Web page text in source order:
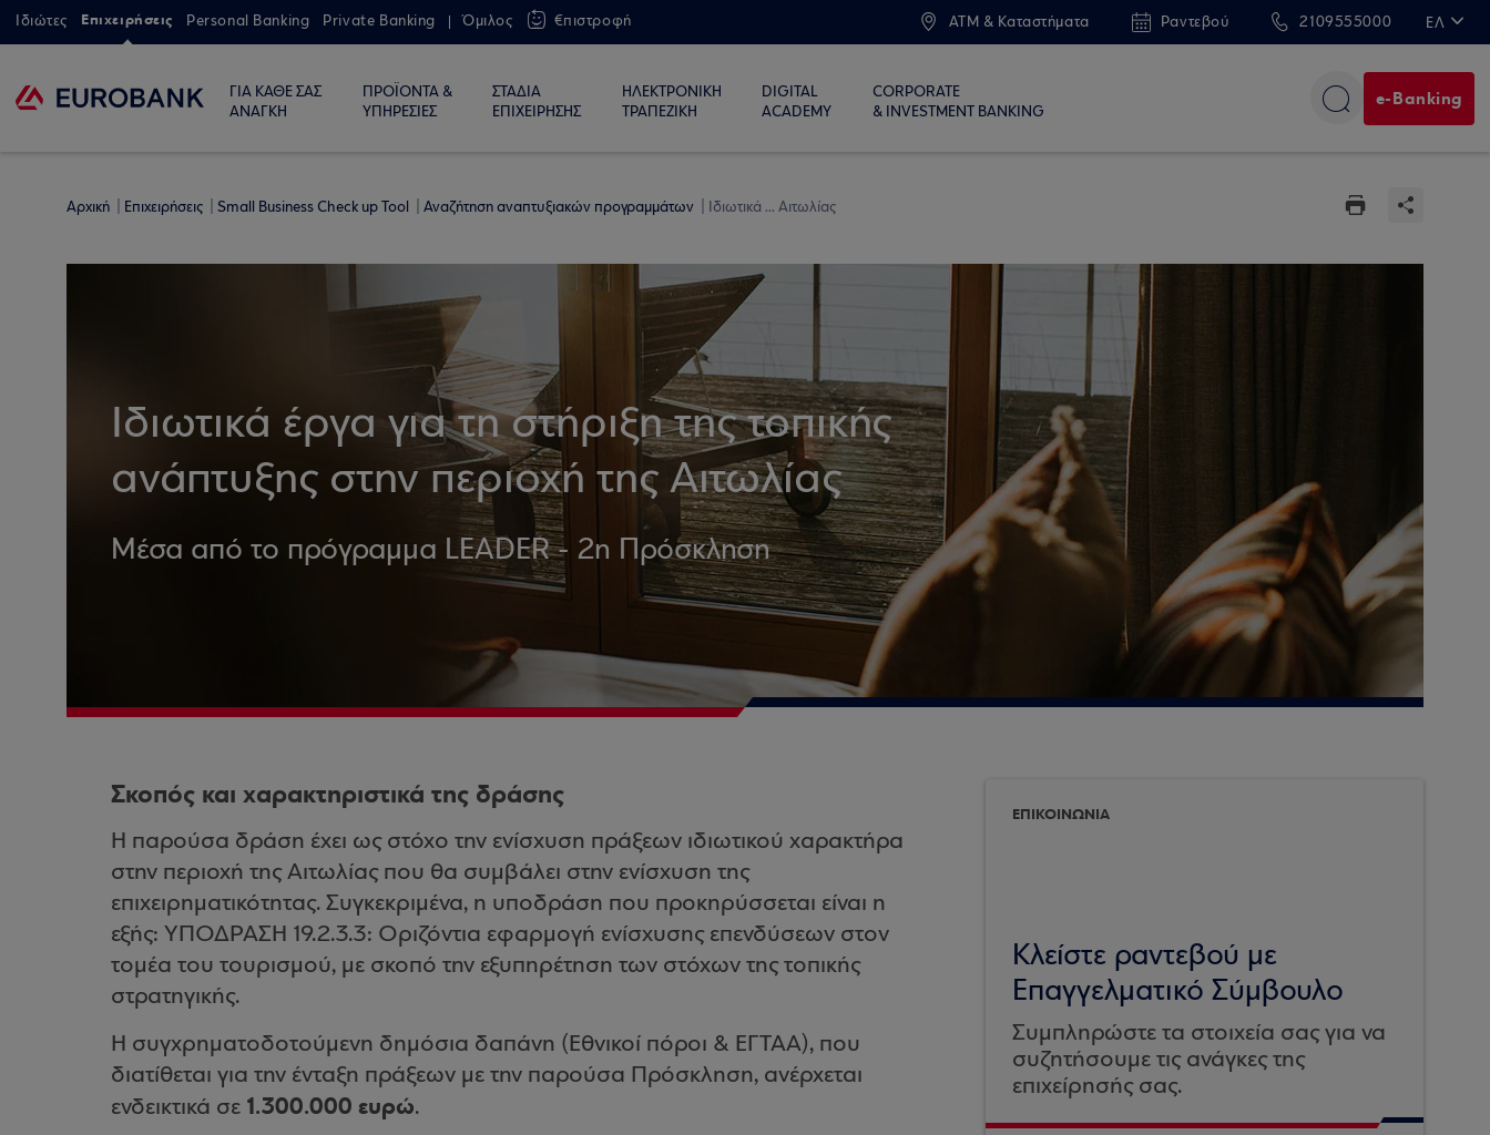
Ιδιώτες Επιχειρήσεις Personal Banking Private Banking Όμιλος €πιστροφή ATM & Καταστήματα Ραντεβού 2109555000 ΕΛ
ΓΙΑ ΚΑΘΕ ΣΑΣ
ΑΝΑΓΚΗ
ΠΡΟΪΟΝΤΑ &
ΥΠΗΡΕΣΙΕΣ
ΣΤΑΔΙΑ
ΕΠΙΧΕΙΡΗΣΗΣ
ΗΛΕΚΤΡΟΝΙΚΗ
ΤΡΑΠΕΖΙΚΗ
DIGITAL
ACADEMY
CORPORATE
& INVESTMENT BANKING
e-Banking
Αρχική Επιχειρήσεις Small Business Check up Tool Αναζήτηση αναπτυξιακών προγραμμάτων Ιδιωτικά ... Αιτωλίας
Ιδιωτικά έργα για τη στήριξη της τοπικής
ανάπτυξης στην περιοχή της Αιτωλίας
Μέσα από το πρόγραμμα LEADER - 2η Πρόσκληση
Σκοπός και χαρακτηριστικά της δράσης
Η παρούσα δράση έχει ως στόχο την ενίσχυση πράξεων ιδιωτικού χαρακτήρα
στην περιοχή της Αιτωλίας που θα συμβάλει στην ενίσχυση της
επιχειρηματικότητας. Συγκεκριμένα, η υποδράση που προκηρύσσεται είναι η
εξής: ΥΠΟΔΡΑΣΗ 19.2.3.3: Οριζόντια εφαρμογή ενίσχυσης επενδύσεων στον
τομέα του τουρισμού, με σκοπό την εξυπηρέτηση των στόχων της τοπικής
στρατηγικής.
Η συγχρηματοδοτούμενη δημόσια δαπάνη (Εθνικοί πόροι & ΕΓΤΑΑ), που
διατίθεται για την ένταξη πράξεων με την παρούσα Πρόσκληση, ανέρχεται
ενδεικτικά σε 1.300.000 ευρώ.
ΕΠΙΚΟΙΝΩΝΙΑ
Κλείστε ραντεβού με
Επαγγελματικό Σύμβουλο
Συμπληρώστε τα στοιχεία σας για να
συζητήσουμε τις ανάγκες της
επιχείρησής σας.